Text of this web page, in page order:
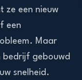
ze een nieuw
een
Maar
bedrijf gebouwd
snelheid.